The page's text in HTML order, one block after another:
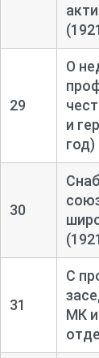
29
О
и
год)
30
31
С
МК и